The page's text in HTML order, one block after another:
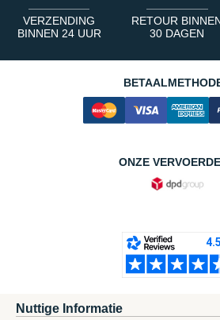
VERZENDING
BINNEN 24 UUR
RETOUR
30 DAGEN
ONZE
Nuttige Informatie